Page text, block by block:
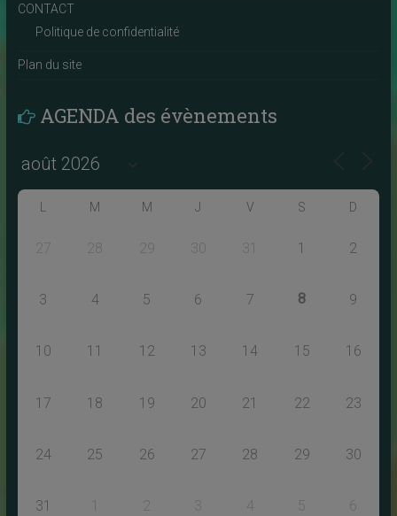
CONTACT
Politique de confidentialité
Plan du site
AGENDA des évènements
L M M J V S D
27 28 29 30 31 1 2
3 4 5 6 7 8 9
10 11 12 13 14 15 16
17 18 19 20 21 22 23
24 25 26 27 28 29 30
31 2 3 5 6